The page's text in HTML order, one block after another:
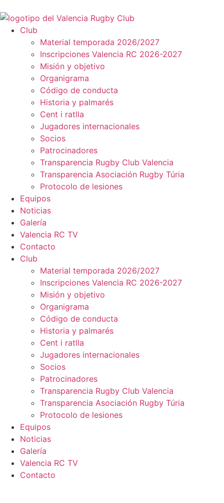
Club
Material temporada 2026/2027
Inscripciones Valencia RC 2026-2027
Misión y objetivo
Organigrama
Código de conducta
Historia y palmarés
Cent i ratlla
Jugadores internacionales
Socios
Patrocinadores
Transparencia Rugby Club Valencia
Transparencia Asociación Rugby Túria
Protocolo de lesiones
Equipos
Noticias
Galería
Valencia RC TV
Contacto
Club
Material temporada 2026/2027
Inscripciones Valencia RC 2026-2027
Misión y objetivo
Organigrama
Código de conducta
Historia y palmarés
Cent i ratlla
Jugadores internacionales
Socios
Patrocinadores
Transparencia Rugby Club Valencia
Transparencia Asociación Rugby Túria
Protocolo de lesiones
Equipos
Noticias
Galería
Valencia RC TV
Contacto